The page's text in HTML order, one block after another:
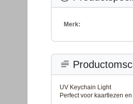
Merk:
UV Keychain Light
Perfect voor kaartlezen